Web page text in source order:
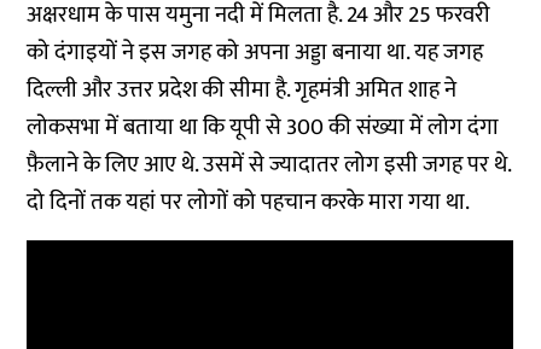
अक्षरधाम के पास यमुना नदी में मिलता है. 24 और 25 फरवरी
को दंगाइयों ने इस जगह को अपना अड्डा बनाया था. यह जगह
दिल्ली और उत्तर प्रदेश की सीमा है. गृहमंत्री अमित शाह ने
लोकसभा में बताया था कि यूपी से 300 की संख्या में लोग दंगा
फ़ैलाने के लिए आए थे. उसमें से ज्यादातर लोग इसी जगह पर थे.
दो दिनों तक यहां पर लोगों को पहचान करके मारा गया था.